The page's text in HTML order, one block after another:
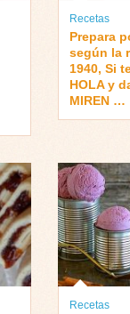
Recetas
Prepara
según la
1940, Si
HOLA y
MIREN …
Recetas